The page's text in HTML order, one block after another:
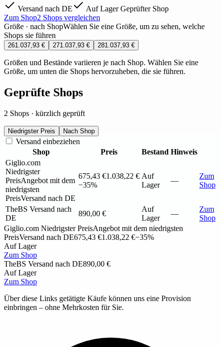
Versand nach DE Auf LagerGeprüfter Shop
Zum Shop2 Shops vergleichen
Größe · nach ShopWählen Sie eine Größe, um zu sehen, welche
Shops sie führen
261.037,93 € 271.037,93 € 281.037,93 €
Größen und Bestände variieren je nach Shop. Wählen Sie eine
Größe, um unten die Shops hervorzuheben, die sie führen.
Geprüfte Shops
2 Shops · kürzlich geprüft
Niedrigster Preis Nach Shop
Versand einbeziehen
Shop
Preis Bestand Hinweis
Giglio.com
Niedrigster
PreisAngebot mit dem
niedrigsten
PreisVersand nach DE
675,43 €1.038,22 €
−35%
Auf
Lager
—
Zum
Shop
TheBS Versand nach
DE
890,00 €
Auf
Lager
—
Zum
Shop
Giglio.com Niedrigster PreisAngebot mit dem niedrigsten
PreisVersand nach DE675,43 €1.038,22 €−35%
Auf Lager
Zum Shop
TheBS Versand nach DE890,00 €
Auf Lager
Zum Shop
Über diese Links getätigte Käufe können uns eine Provision
einbringen – ohne Mehrkosten für Sie.